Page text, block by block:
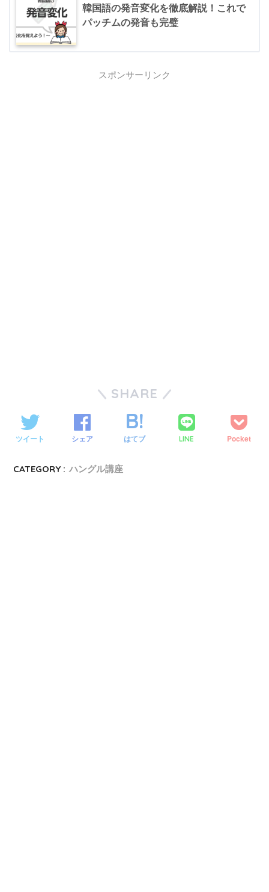
韓国語の発音変化を徹底解説！これで
パッチムの発音も完璧
スポンサーリンク
SHARE
ツイート シェア はてブ LINE Pocket
CATEGORY : ハングル講座